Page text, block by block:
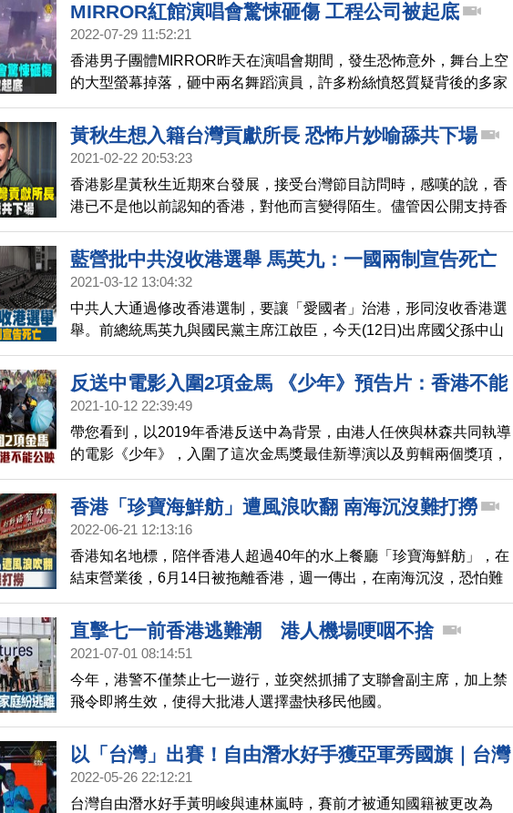
MIRROR紅館演唱會驚悚砸傷 工程公司被起底
2022-07-29 11:52:21
香港男子團體MIRROR昨天在演唱會期間，發生恐怖意外，舞台上空
的大型螢幕掉落，砸中兩名舞蹈演員，許多粉絲憤怒質疑背後的多家
公司，包括「協興隆」舞台公司、「大國文化」、「菱藝廣告」，其
中，業務擴及兩岸三地的「協興隆」，被網友查出去年經營虧損擴大
至港幣7800萬，被質疑是否營運上出現問題，或導致製作上出現疏
黃秋生想入籍台灣貢獻所長 恐怖片妙喻舔共下場
2021-02-22 20:53:23
香港影星黃秋生近期來台發展，接受台灣節目訪問時，感嘆的說，香
港已不是他以前認知的香港，對他而言變得陌生。儘管因公開支持香
港雨傘運動，被香港主流電影圈封殺，長達六年時間，但黃秋生以好
萊塢「恐怖片」妙喻，跪舔中共的下場。
藍營批中共沒收港選舉 馬英九：一國兩制宣告死亡
2021-03-12 13:04:32
中共人大通過修改香港選制，要讓「愛國者」治港，形同沒收香港選
舉。前總統馬英九與國民黨主席江啟臣，今天(12日)出席國父孫中山
逝世96年紀念活動，都對香港民主倒退表示遺憾，馬英九認為，一國
兩制等同宣告死亡。
反送中電影入圍2項金馬 《少年》預告片：香港不能
公映
2021-10-12 22:39:49
帶您看到，以2019年香港反送中為背景，由港人任俠與林森共同執導
的電影《少年》，入圍了這次金馬獎最佳新導演以及剪輯兩個獎項，
在11日釋出了2分半的最新預告片，不過本應交代的上映日期，卻只
能以字幕「香港不能公映」，在影片最後發出無聲抗議。
香港「珍寶海鮮舫」遭風浪吹翻 南海沉沒難打撈
2022-06-21 12:13:16
香港知名地標，陪伴香港人超過40年的水上餐廳「珍寶海鮮舫」，在
結束營業後，6月14日被拖離香港，週一傳出，在南海沉沒，恐怕難
以打撈。
直擊七一前香港逃難潮 港人機場哽咽不捨
2021-07-01 08:14:51
今年，港警不僅禁止七一遊行，並突然抓捕了支聯會副主席，加上禁
飛令即將生效，使得大批港人選擇盡快移民他國。
以「台灣」出賽！自由潛水好手獲亞軍秀國旗｜台灣
速速看
2022-05-26 22:12:21
台灣自由潛水好手黃明峻與連林嵐時，賽前才被通知國籍被更改為